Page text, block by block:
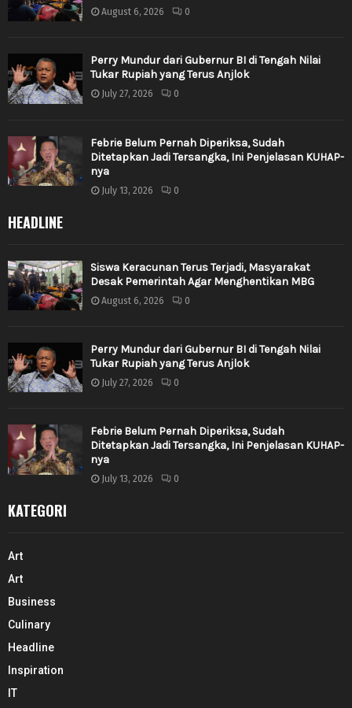
August 6, 2026 0
Perry Mundur dari Gubernur BI di Tengah Nilai
Tukar Rupiah yang Terus Anjlok
July 27, 2026 0
Febrie Belum Pernah Diperiksa, Sudah
Ditetapkan Jadi Tersangka, Ini Penjelasan KUHAP-
nya
July 13, 2026 0
HEADLINE
Siswa Keracunan Terus Terjadi, Masyarakat
Desak Pemerintah Agar Menghentikan MBG
August 6, 2026 0
Perry Mundur dari Gubernur BI di Tengah Nilai
Tukar Rupiah yang Terus Anjlok
July 27, 2026 0
Febrie Belum Pernah Diperiksa, Sudah
Ditetapkan Jadi Tersangka, Ini Penjelasan KUHAP-
nya
July 13, 2026 0
KATEGORI
Art
Art
Business
Culinary
Headline
Inspiration
IT